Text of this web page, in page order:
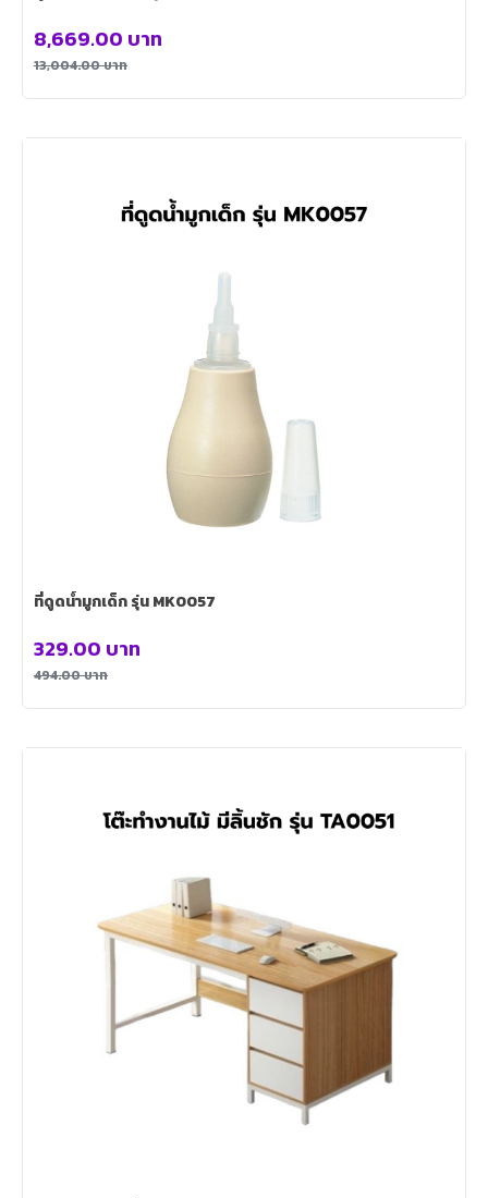
13,004.00บาท
8,669.00 บาท
ที่ดูดน้ำมูกเด็ก รุ่น MK0057
494.00บาท
329.00 บาท